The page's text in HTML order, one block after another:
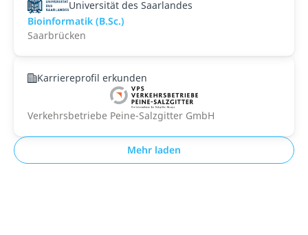
Universität des Saarlandes
Bioinformatik (B.Sc.)
Saarbrücken
Karriereprofil erkunden
Verkehrsbetriebe Peine-Salzgitter GmbH
Mehr laden